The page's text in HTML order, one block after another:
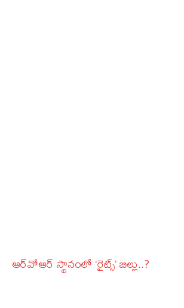
ఆర్‌వోఆర్ స్థానంలో ‘రైట్స్‌’ బిల్లు..?